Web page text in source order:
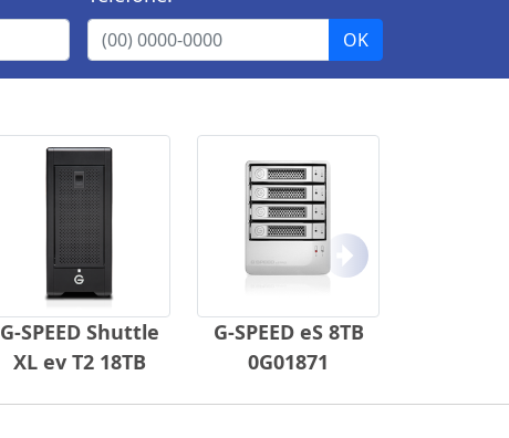
G-SPEED Shuttle
XL ev T2 18TB
G-SPEED eS 8TB
0G01871
Próximo